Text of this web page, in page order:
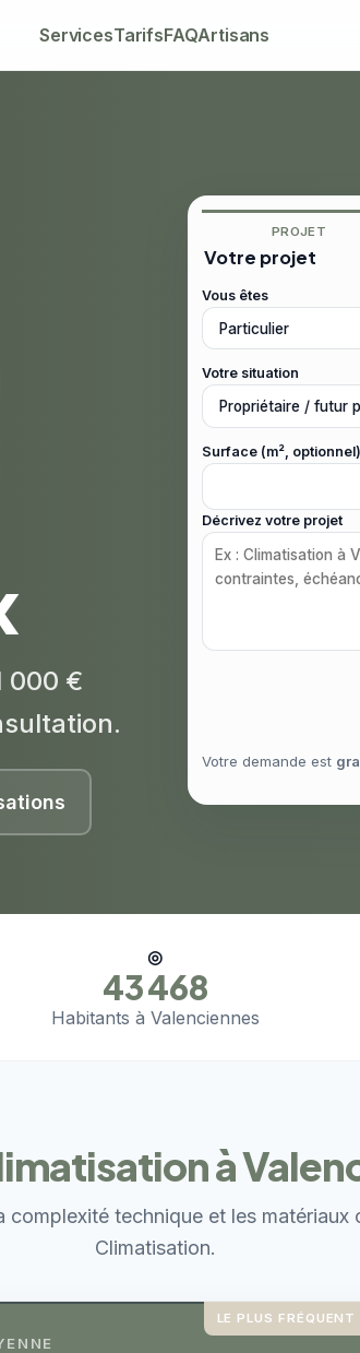
ServicesTarifsFAQArtisans
000 €
PROJET
Votre projet
Vous êtes
Votre situation
Surface (m², optionnel)
Décrivez votre projet
Votre demande est
◎
43 468
Habitants à Valenciennes
à
complexité technique et les matériaux
Climatisation.
LE PLUS FRÉQUENT